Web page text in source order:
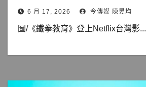
6 月 17, 2026 今傳媒 陳昱均
圖/《鐵拳教育》登上Netflix台灣影...